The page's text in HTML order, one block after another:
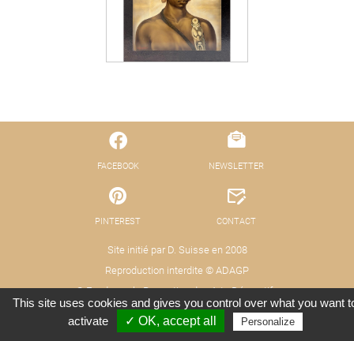
FACEBOOK
PINTEREST
Site initié par D. Suisse en 2008
Reproduction interdite © ADAGP
© Fond pour la Promotion des Arts Décoratifs
NEWSLETTER
CONTACT
Mentions légales - Protection des données Crédits : Xooloop Studio
This site uses cookies and gives you control over what you want
activate
✓ OK, accept all Personalize